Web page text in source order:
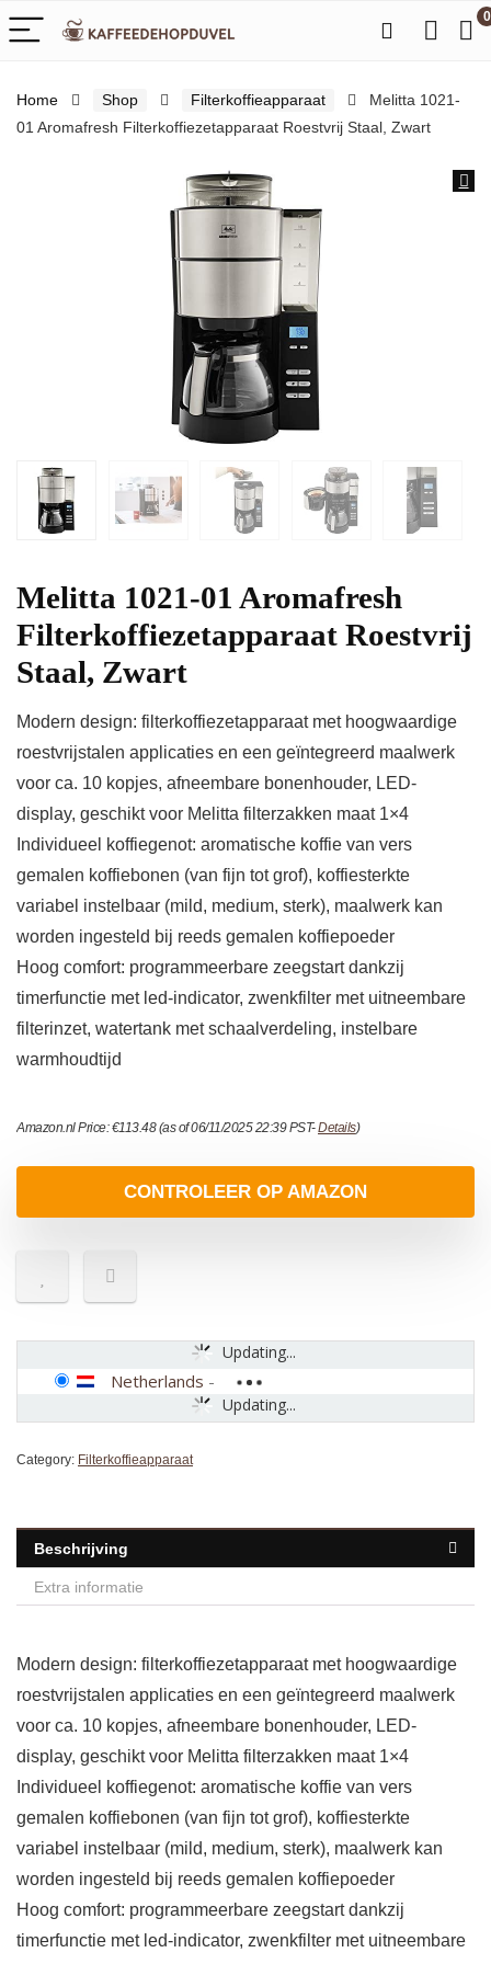
0
Home Shop Filterkoffieapparaat
Melitta 1021-
01 Aromafresh Filterkoffiezetapparaat Roestvrij Staal, Zwart
Melitta 1021-01 Aromafresh
Filterkoffiezetapparaat Roestvrij
Staal, Zwart
Modern design: filterkoffiezetapparaat met hoogwaardige
roestvrijstalen applicaties en een geïntegreerd maalwerk
voor ca. 10 kopjes, afneembare bonenhouder, LED-
display, geschikt voor Melitta filterzakken maat 1×4
Individueel koffiegenot: aromatische koffie van vers
gemalen koffiebonen (van fijn tot grof), koffiesterkte
variabel instelbaar (mild, medium, sterk), maalwerk kan
worden ingesteld bij reeds gemalen koffiepoeder
Hoog comfort: programmeerbare zeegstart dankzij
timerfunctie met led-indicator, zwenkfilter met uitneembare
filterinzet, watertank met schaalverdeling, instelbare
warmhoudtijd
Amazon.nl Price:€113.48(as of 06/11/2025 22:39 PST-Details)
CONTROLEER OP AMAZON
Updating...
Updating...
Netherlands -
Category: Filterkoffieapparaat
Beschrijving
Extra informatie
Modern design: filterkoffiezetapparaat met hoogwaardige
roestvrijstalen applicaties en een geïntegreerd maalwerk
voor ca. 10 kopjes, afneembare bonenhouder, LED-
display, geschikt voor Melitta filterzakken maat 1×4
Individueel koffiegenot: aromatische koffie van vers
gemalen koffiebonen (van fijn tot grof), koffiesterkte
variabel instelbaar (mild, medium, sterk), maalwerk kan
worden ingesteld bij reeds gemalen koffiepoeder
Hoog comfort: programmeerbare zeegstart dankzij
timerfunctie met led-indicator, zwenkfilter met uitneembare